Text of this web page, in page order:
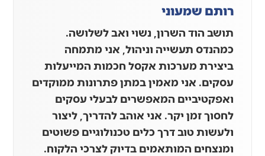
רותם שמעוני
תושב הוד השרון, נשוי ואב לשלושה.
כמהנדס תעשייה וניהול, אני מתמחה
ביצירת מערכות אקסל חכמות המייעלות
עסקים. אני מאמין במתן פתרונות ממוקדים
ואפקטיביים המאפשרים לבעלי עסקים
לחסוך זמן יקר. אני אוהב להדריך, ליצור
ולעשות טוב דרך כלים טכנולוגיים פשוטים
ומנצחים המותאמים בדיוק לצרכי הלקוח.